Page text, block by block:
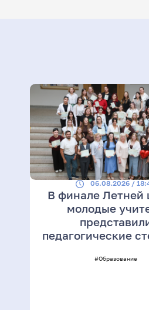
06.08.2026 /
В финале Летней
молодые
педагогические
#Образование